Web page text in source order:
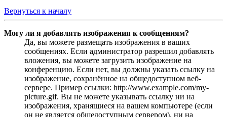
Вернуться к началу
Могу ли я добавлять изображения к сообщениям?
Да, вы можете размещать изображения в ваших
сообщениях. Если администратор разрешил добавлять
вложения, вы можете загрузить изображение на
конференцию. Если нет, вы должны указать ссылку на
изображение, сохранённое на общедоступном веб-
сервере. Пример ссылки: http://www.example.com/my-
picture.gif. Вы не можете указывать ссылку ни на
изображения, хранящиеся на вашем компьютере (если
он не является общедоступным сервером), ни на